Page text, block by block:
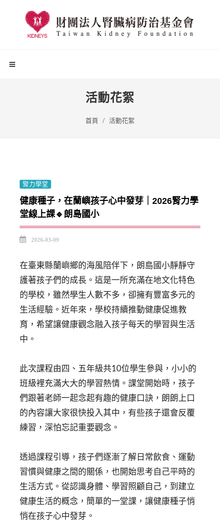
活動花絮
首頁 活動花絮
腎力學堂
健康種子，在蘭嶼孩子心中發芽｜2026腎力學
堂線上課🔹朗島國小
2026-03-09
在臺東縣蘭嶼鄉的海風陪伴下，朗島國小靜靜守
護著孩子們的成長。這是一所充滿在地文化特色
的學校，雖然學生人數不多，卻擁有豐富多元的
生活經驗。近年來，學校持續推動健康促進教
育，希望讓健康觀念融入孩子每天的學習與生活
中。
此次課程由四、五年級共10位學生參與，小小的
班級裡充滿大大的學習熱情。課堂開始時，孩子
們跟著老師一起念起有趣的健康口訣，朗朗上口
的內容讓大家很快投入其中，有些孩子還會反覆
練習，深怕忘記重要觀念。
透過課程引導，孩子們逐漸了解日常飲食、運動
習慣與健康之間的關係，也開始思考自己平時的
生活方式。從認識身體、學習照顧自己，到建立
健康生活的概念，簡單的一堂課，讓健康種子悄
悄在孩子心中發芽。